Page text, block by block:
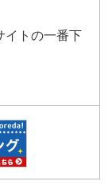
イトの一番下